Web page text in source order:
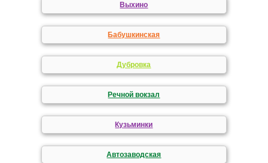
Выхино
Бабушкинская
Дубровка
Речной вокзал
Кузьминки
Автозаводская